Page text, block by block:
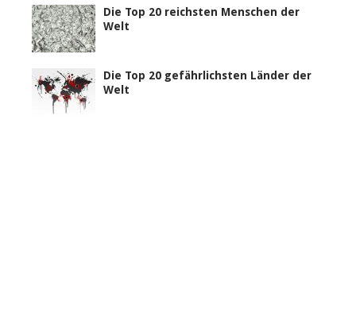
Die Top 20 reichsten Menschen der
Welt
Die Top 20 gefährlichsten Länder der
Welt